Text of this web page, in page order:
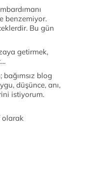
benzemiyor.
Bu gün
getirmek,
blog
düşünce, anı,
istiyorum.
olarak